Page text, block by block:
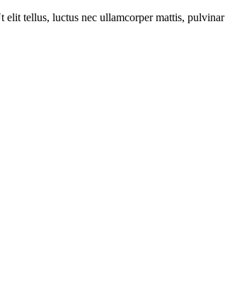
tellus, luctus nec ullamcorper mattis,